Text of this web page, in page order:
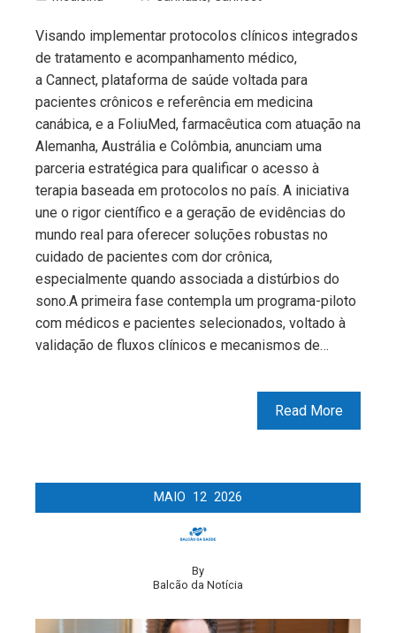
Visando implementar protocolos clínicos integrados
de tratamento e acompanhamento médico,
a Cannect, plataforma de saúde voltada para
pacientes crônicos e referência em medicina
canábica, e a FoliuMed, farmacêutica com atuação na
Alemanha, Austrália e Colômbia, anunciam uma
parceria estratégica para qualificar o acesso à
terapia baseada em protocolos no país. A iniciativa
une o rigor científico e a geração de evidências do
mundo real para oferecer soluções robustas no
cuidado de pacientes com dor crônica,
especialmente quando associada a distúrbios do
sono.A primeira fase contempla um programa-piloto
com médicos e pacientes selecionados, voltado à
validação de fluxos clínicos e mecanismos de…
Read More
MAIO 12 2026
By
Balcão da Notícia